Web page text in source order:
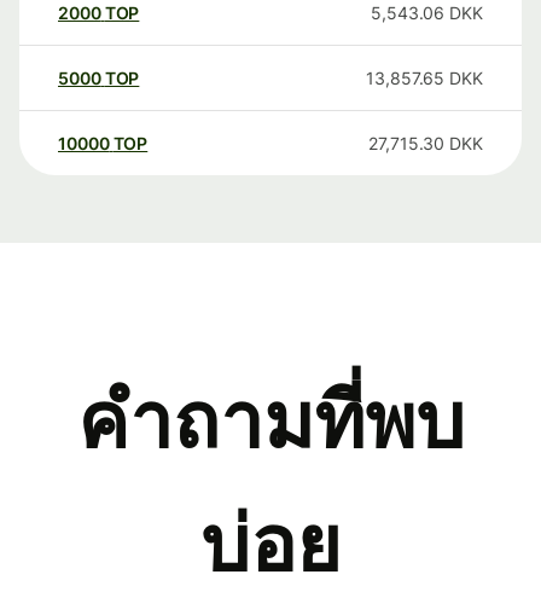
2000TOP 5,543.06 DKK
5000TOP 13,857.65 DKK
10000 TOP 27,715.30 DKK
คำถามที่พบ
บ่อย